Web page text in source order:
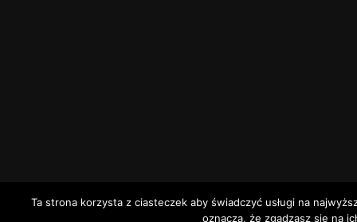
Ta strona korzysta z ciasteczek aby świadczyć usługi na
oznacza, że zgadzasz się na